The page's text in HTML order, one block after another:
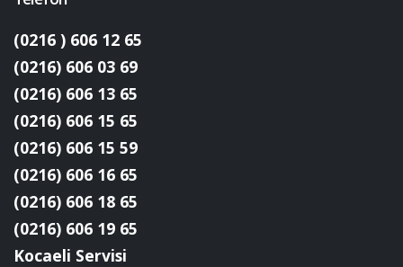
(0216 ) 606 12 65
(0216) 606 03 69
(0216) 606 13 65
(0216) 606 15 65
(0216) 606 15 59
(0216) 606 16 65
(0216) 606 18 65
(0216) 606 19 65
Kocaeli Servisi